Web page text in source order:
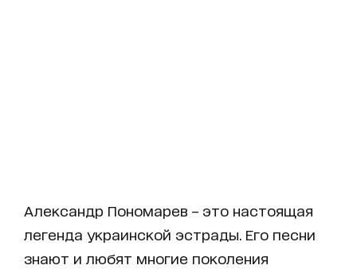
Александр Пономарев – это настоящая
легенда украинской эстрады. Его песни
знают и любят многие поколения